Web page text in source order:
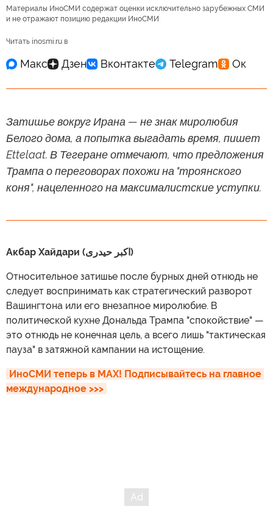
Материалы ИноСМИ содержат оценки исключительно зарубежных СМИ
и не отражают позицию редакции ИноСМИ
Читать inosmi.ru в
Затишье вокруг Ирана — не знак миролюбия
Белого дома, а попытка выгадать время, пишет
Ettelaat. В Тегеране отмечают, что предложения
Трампа о переговорах похожи на "троянского
коня", нацеленного на максималистские уступки.
Акбар Хайдари (اکبر حیدری)
Относительное затишье после бурных дней отнюдь не
следует воспринимать как стратегический разворот
Вашингтона или его внезапное миролюбие. В
политической кухне Дональда Трампа "спокойствие" —
это отнюдь не конечная цель, а всего лишь "тактическая
пауза" в затяжной кампании на истощение.
ИноСМИ теперь в MAX! Подписывайтесь на главное
международное >>>